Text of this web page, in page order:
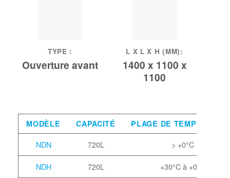
TYPE :
Ouverture avant
L X L X H (MM):
1400 x 1100 x
1100
MODÈLE CAPACITÉ PLAGE DE
NDN 720L > +0°C
NDH 720L +30°C à +0°C